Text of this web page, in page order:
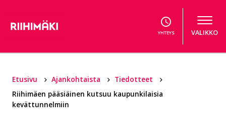
YHTEYS VALIKKO
Etusivu Ajankohtaista
Tiedotteet
Riihimäen pääsiäinen kutsuu kaupunkilaisia
kevättunnelmiin